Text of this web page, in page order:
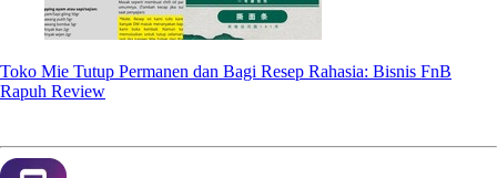
Toko Mie Tutup Permanen dan Bagi Resep Rahasia: Bisnis FnB
Rapuh Review